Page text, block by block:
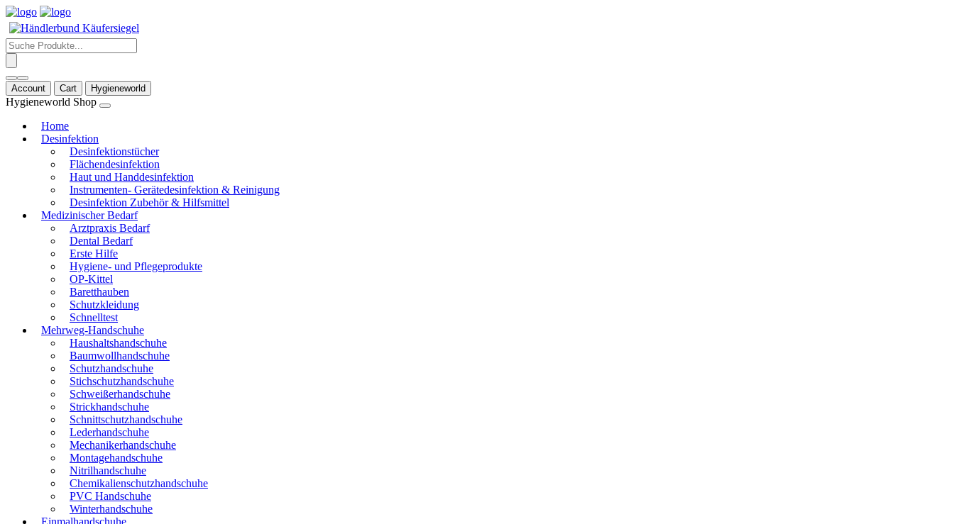
Products
search
Account Cart Hygieneworld
Hygieneworld Shop
Home
Desinfektion
Desinfektionstücher
Flächendesinfektion
Haut und Handdesinfektion
Instrumenten- Gerätedesinfektion & Reinigung
Desinfektion Zubehör & Hilfsmittel
Medizinischer Bedarf
Arztpraxis Bedarf
Dental Bedarf
Erste Hilfe
Hygiene- und Pflegeprodukte
OP-Kittel
Baretthauben
Schutzkleidung
Schnelltest
Mehrweg-Handschuhe
Haushaltshandschuhe
Baumwollhandschuhe
Schutzhandschuhe
Stichschutzhandschuhe
Schweißerhandschuhe
Strickhandschuhe
Schnittschutzhandschuhe
Lederhandschuhe
Mechanikerhandschuhe
Montagehandschuhe
Nitrilhandschuhe
Chemikalienschutzhandschuhe
PVC Handschuhe
Winterhandschuhe
Einmalhandschuhe